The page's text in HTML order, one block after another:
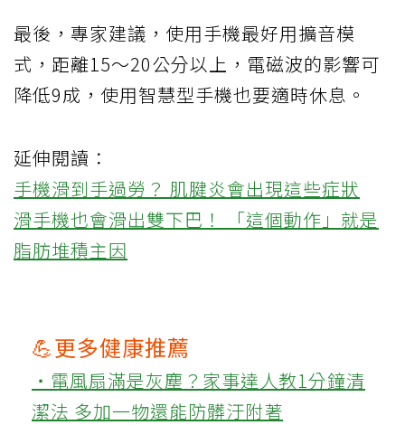
最後，專家建議，使用手機最好用擴音模
式，距離15～20公分以上，電磁波的影響可
降低9成，使用智慧型手機也要適時休息。
延伸閱讀：
手機滑到手過勞？ 肌腱炎會出現這些症狀
滑手機也會滑出雙下巴！ 「這個動作」就是
脂肪堆積主因
💪更多健康推薦
‧電風扇滿是灰塵？家事達人教1分鐘清
潔法 多加一物還能防髒汙附著